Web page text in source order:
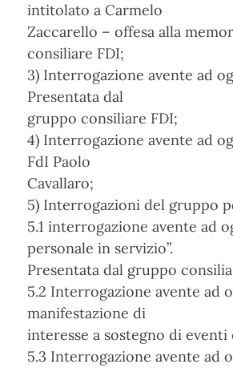
intitolato a Carmelo
Zaccarello – offesa alla
consiliare FDI;
3) Interrogazione avente ad
Presentata dal
gruppo consiliare FDI;
4) Interrogazione avente ad
FdI Paolo
Cavallaro;
5) Interrogazioni del gruppo
5.1 interrogazione avente ad
personale in servizio”.
Presentata dal gruppo
5.2 Interrogazione avente ad
manifestazione di
interesse a sostegno di eventi
5.3 Interrogazione avente ad